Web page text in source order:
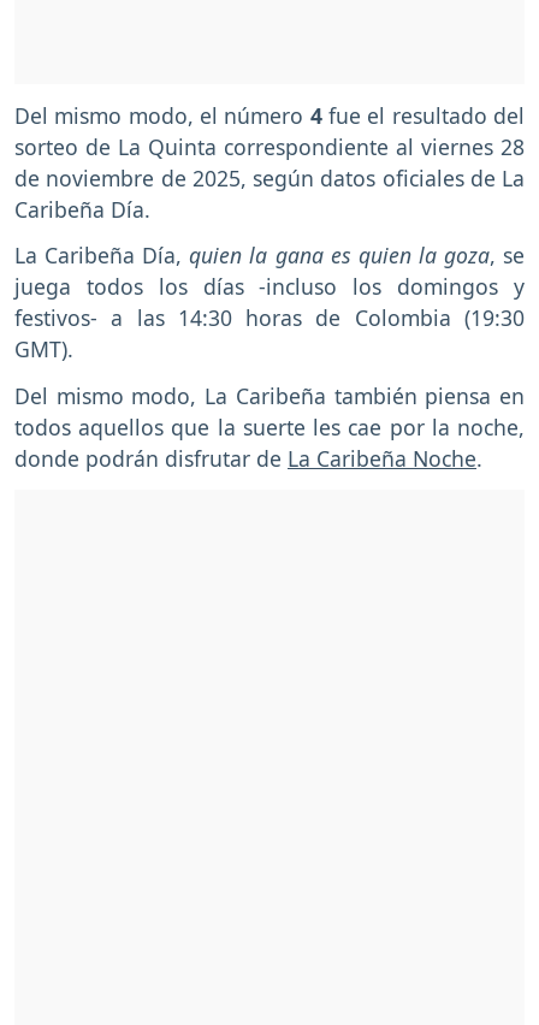
Del mismo modo, el número 4fue el resultado del
sorteo de La Quinta correspondiente al viernes 28
de noviembre de 2025, según datos oficiales de La
Caribeña Día.
La Caribeña Día,quien la gana es quien la goza, se
juega todos los días -incluso los domingos y
festivos- a las 14:30 horas de Colombia (19:30
GMT).
Del mismo modo, La Caribeña también piensa en
todos aquellos que la suerte les cae por la noche,
donde podrán disfrutar de La Caribeña Noche.